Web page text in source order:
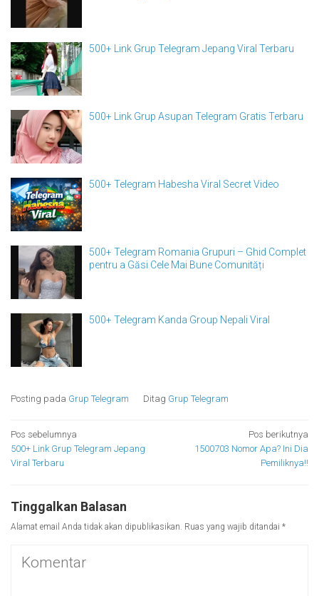
500+ Link Grup Telegram Jepang Viral Terbaru
500+ Link Grup Asupan Telegram Gratis Terbaru
500+ Telegram Habesha Viral Secret Video
500+ Telegram Romania Grupuri – Ghid Complet
pentru a Găsi Cele Mai Bune Comunități
500+ Telegram Kanda Group Nepali Viral
Posting pada Grup Telegram Ditag Grup Telegram
Navigasi
pos
Pos sebelumnya
500+ Link Grup Telegram Jepang
Viral Terbaru
Pos berikutnya
1500703 Nomor Apa? Ini Dia
Pemiliknya!!
Tinggalkan Balasan
Alamat email Anda tidak akan dipublikasikan. Ruas yang wajib ditandai *